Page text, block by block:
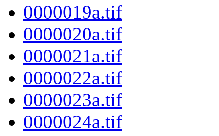
0000019a.tif
0000020a.tif
0000021a.tif
0000022a.tif
0000023a.tif
0000024a.tif